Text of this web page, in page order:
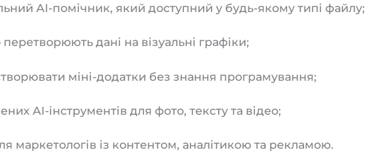
AI-помічник, який доступний у будь-якому типі файлу;
дані на візуальні графіки;
міні-додатки без знання програмування;
AI-інструментів для фото, тексту та відео;
маркетологів із контентом, аналітикою та рекламою.